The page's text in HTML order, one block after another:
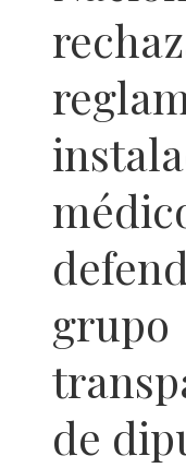
grupo
de